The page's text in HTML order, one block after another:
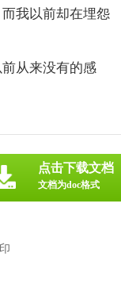
我以前却在埋怨
从来没有的感
点击下载文档
文档为doc格式